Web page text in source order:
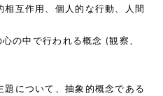
互作用、個人的な行動、人間
の中で行われる概念 (観察、
について、抽象的概念である